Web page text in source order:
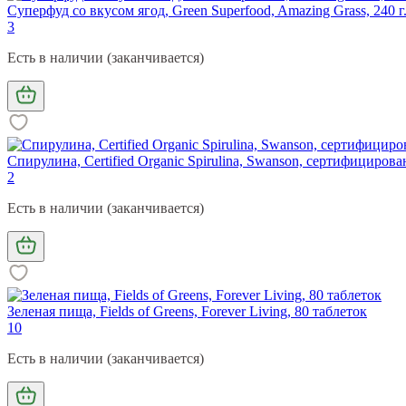
Суперфуд со вкусом ягод, Green Superfood, Amazing Grass, 240 г.
3
Есть в наличии (заканчивается)
Спирулина, Certified Organic Spirulina, Swanson,
2
Есть в наличии (заканчивается)
Зеленая пища, Fields of Greens, Forever Living, 80 таблеток
10
Есть в наличии (заканчивается)